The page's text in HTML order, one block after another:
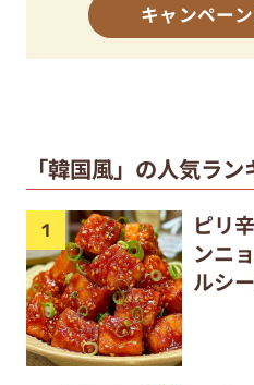
キャンペー
「韓国風」の人気ラン
ピリ
ンニ
ルシ